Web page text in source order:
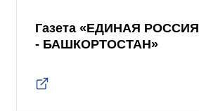
Газета «ЕДИНАЯ РОССИЯ
- БАШКОРТОСТАН»